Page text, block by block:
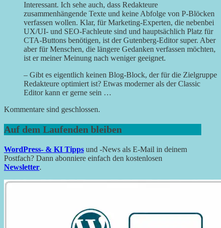
Interessant. Ich sehe auch, dass Redakteure
zusammenhängende Texte und keine Abfolge von P-Blöcken
verfassen wollen. Klar, für Marketing-Experten, die nebenbei
UX/UI- und SEO-Fachleute sind und hauptsächlich Platz für
CTA-Buttons benötigen, ist der Gutenberg-Editor super. Aber
aber für Menschen, die längere Gedanken verfassen möchten,
ist er meiner Meinung nach weniger geeignet.
– Gibt es eigentlich keinen Blog-Block, der für die Zielgruppe
Redakteure optimiert ist? Etwas moderner als der Classic
Editor kann er gerne sein …
Kommentare sind geschlossen.
Auf dem Laufenden bleiben
WordPress- & KI Tipps und -News als E-Mail in deinem
Postfach? Dann abonniere einfach den kostenlosen
Newsletter.